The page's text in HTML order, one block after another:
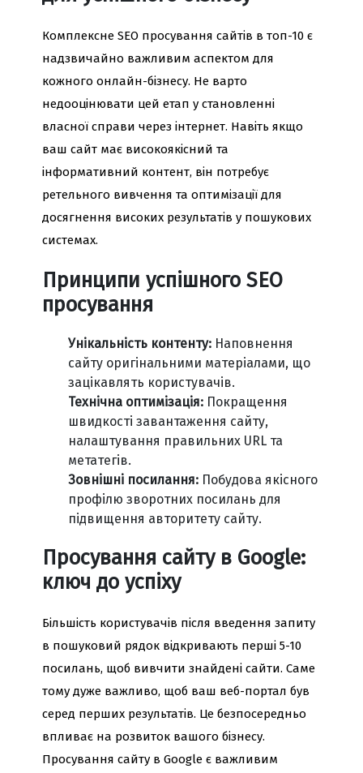
Комплексне SEO просування сайтів в топ-10 є
надзвичайно важливим аспектом для
кожного онлайн-бізнесу. Не варто
недооцінювати цей етап у становленні
власної справи через інтернет. Навіть якщо
ваш сайт має високоякісний та
інформативний контент, він потребує
ретельного вивчення та оптимізації для
досягнення високих результатів у пошукових
системах.
Принципи успішного SEO
просування
Унікальність контенту: Наповнення
сайту оригінальними матеріалами, що
зацікавлять користувачів.
Технічна оптимізація: Покращення
швидкості завантаження сайту,
налаштування правильних URL та
метатегів.
Зовнішні посилання: Побудова якісного
профілю зворотних посилань для
підвищення авторитету сайту.
Просування сайту в Google:
ключ до успіху
Більшість користувачів після введення запиту
в пошуковий рядок відкривають перші 5-10
посилань, щоб вивчити знайдені сайти. Саме
тому дуже важливо, щоб ваш веб-портал був
серед перших результатів. Це безпосередньо
впливає на розвиток вашого бізнесу.
Просування сайту в Google є важливим